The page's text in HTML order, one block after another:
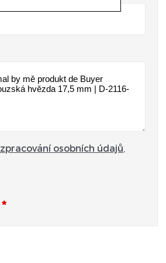
zpracování osobních údajů.